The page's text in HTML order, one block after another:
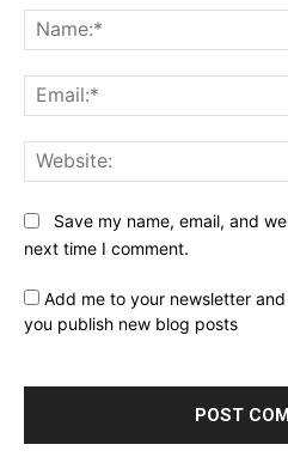
Save my name, email, and
next time I comment.
Add me to your newsletter
you publish new blog posts